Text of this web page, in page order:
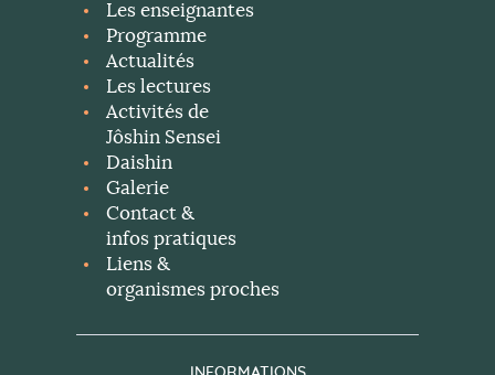
Les enseignantes
Programme
Actualités
Les lectures
Activités de
Jôshin Sensei
Daishin
Galerie
Contact &
infos pratiques
Liens &
organismes proches